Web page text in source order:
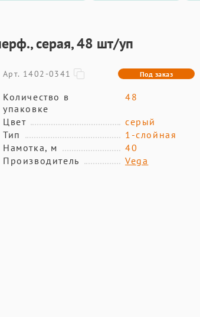
серая, 48 шт/уп
Арт. 1402-0341 Под заказ
Количество в
упаковке
48
Цвет
серый
Тип
1-слойная
Намотка, м
40
Производитель
Vega